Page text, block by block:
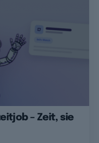
– Zeit, sie